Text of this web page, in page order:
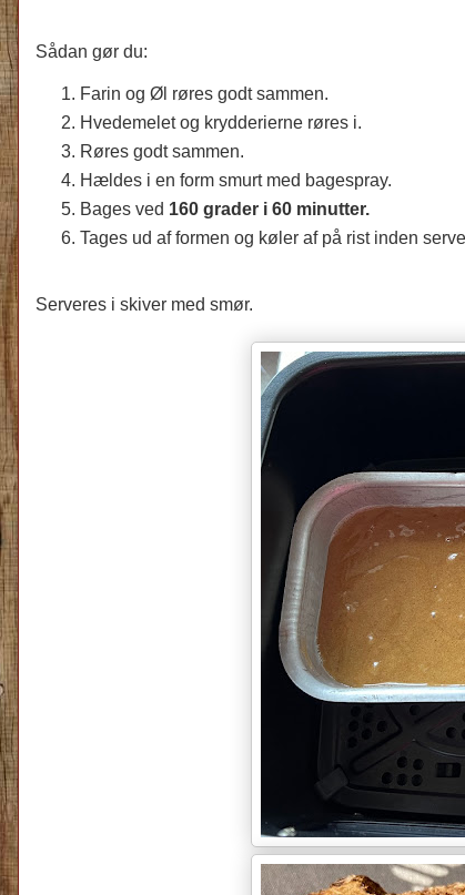
Sådan gør du:
Farin og Øl røres godt sammen.
Hvedemelet og krydderierne røres i.
Røres godt sammen.
Hældes i en form smurt med bagespray.
Bages ved 160 grader i 60 minutter.
Tages ud af formen og køler af på rist inden
Serveres i skiver med smør.